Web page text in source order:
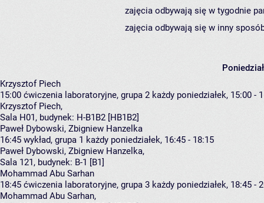
zajęcia odbywają się w tygodnie
zajęcia odbywają się w inny
Krzysztof Piech
15:00 ćwiczenia laboratoryjne, grupa 2 każdy poniedziałek, 15:00 -
Krzysztof Piech,
Sala H01, budynek: H-B1B2 [HB1B2]
Paweł Dybowski, Zbigniew Hanzelka
16:45 wykład, grupa 1 każdy poniedziałek, 16:45 - 18:15
Paweł Dybowski, Zbigniew Hanzelka,
Sala 121, budynek: B-1 [B1]
Mohammad Abu Sarhan
18:45 ćwiczenia laboratoryjne, grupa 3 każdy poniedziałek, 18:45 -
Mohammad Abu Sarhan,